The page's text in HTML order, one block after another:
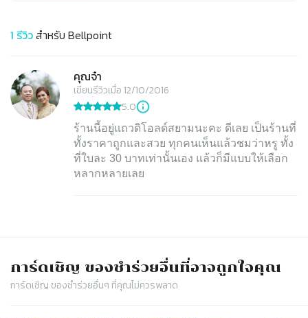
1 รีวิวสำหรับ Bellpoint
คุณจ๋า
เขียนรีวิวเมื่อ 12/10/2016
5.0
ร้านนี้อยู่แถวดิโอลด์สยามนะคะ ดีเลย เป็นร้านที่
ทั้งราคาถูกและสวย ทุกคนเห็นแล้วชมว่าหรู ทั้ง
ที่ใบละ 30 บาทเท่านั้นเอง แล้วก็มีแบบให้เลือก
หลากหลายเลย
การ์ดเชิญ​ ของชำร่วยอื่นที่อาจถูกใจคุณ
การ์ดเชิญ​ ของชำร่วยอื่นๆ ที่คุณไม่ควรพลาด